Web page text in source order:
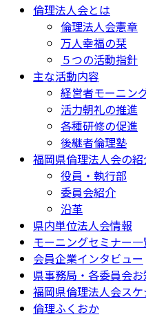
倫理法人会とは
倫理法人会憲章
万人幸福の栞
５つの活動指針
主な活動内容
経営者モーニン
活力朝礼の推進
各種研修の促進
後継者倫理塾
福岡県倫理法人会の
役員・執行部
委員会紹介
沿革
県内単位法人会情報
モーニングセミナー
会員企業インタビュー
県事務局・各委員会
福岡県倫理法人会ス
倫理ふくおか